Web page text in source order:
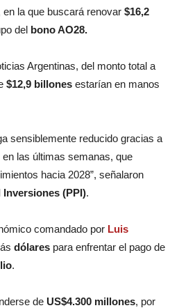
la que buscará renovar $16,2
del bono AO28.
Argentinas, del monto total a
$12,9 billones estarían en manos
sensiblemente reducido gracias a
las últimas semanas, que
hacia 2028”, señalaron
(PPI).
comandado por Luis
dólares para enfrentar el pago de
.
de US$4.300 millones, por